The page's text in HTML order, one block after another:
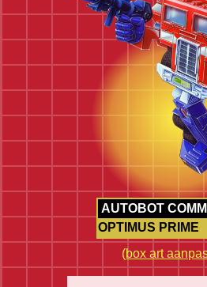
AUTOBOT
OPTIMUS PRIME
(box art